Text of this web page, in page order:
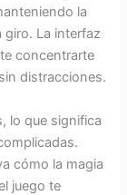
la
giro. La interfaz
concentrarte
distracciones.
lo que significa
cómo la magia
juego te